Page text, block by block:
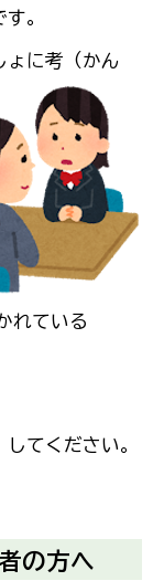
。
ょに考（かん
れている
てください。
の方へ